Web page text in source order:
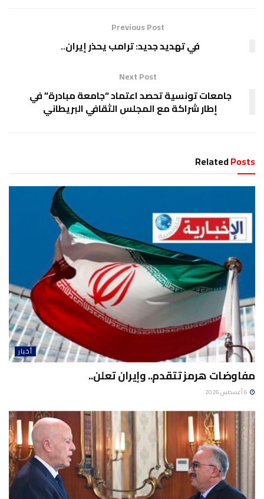
Previous Post
في تهديد جديد: ترامب يحذر إيران..
Next Post
جامعات تونسية تحصد اعتماد “جامعة مبادرة” في
إطار شراكة مع المجلس الثقافي البريطاني
RelatedPosts
أخبار
مفاوضات هرمز تتقدم.. وإيران تعلن..